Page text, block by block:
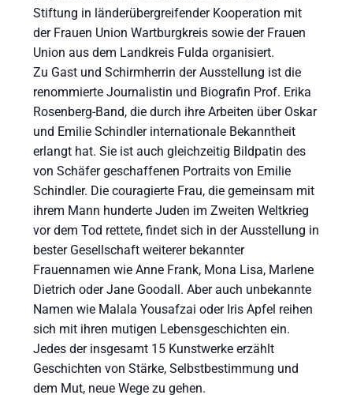
Stiftung in länderübergreifender Kooperation mit
der Frauen Union Wartburgkreis sowie der Frauen
Union aus dem Landkreis Fulda organisiert.
Zu Gast und Schirmherrin der Ausstellung ist die
renommierte Journalistin und Biografin Prof. Erika
Rosenberg-Band, die durch ihre Arbeiten über Oskar
und Emilie Schindler internationale Bekanntheit
erlangt hat. Sie ist auch gleichzeitig Bildpatin des
von Schäfer geschaffenen Portraits von Emilie
Schindler. Die couragierte Frau, die gemeinsam mit
ihrem Mann hunderte Juden im Zweiten Weltkrieg
vor dem Tod rettete, findet sich in der Ausstellung in
bester Gesellschaft weiterer bekannter
Frauennamen wie Anne Frank, Mona Lisa, Marlene
Dietrich oder Jane Goodall. Aber auch unbekannte
Namen wie Malala Yousafzai oder Iris Apfel reihen
sich mit ihren mutigen Lebensgeschichten ein.
Jedes der insgesamt 15 Kunstwerke erzählt
Geschichten von Stärke, Selbstbestimmung und
dem Mut, neue Wege zu gehen.